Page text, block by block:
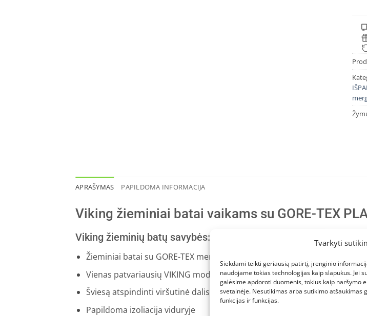
Tvarkyti
Siekdami teikti geriausią patirtį, įrenginio
naudojame tokias technologijas kaip slapukus. Jei
galėsime apdoroti duomenis, tokius kaip naršymo
svetainėje. Nesutikimas arba sutikimo atšaukimas
funkcijas ir funkcijas.
APRAŠYMAS PAPILDOMA INFORMACIJA
Viking žieminiai batai vaikams su GORE-TEX
Viking žieminių batų savybės:
Žieminiai batai su GORE-TEX membrana
Vienas patvariausių VIKING modelių
Šviesą atspindinti viršutinė dalis
Papildoma izoliacija viduryje